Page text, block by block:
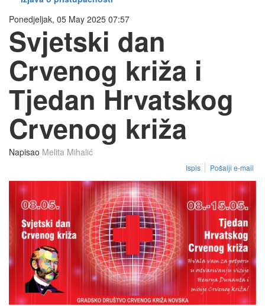
Ponedjeljak, 05 May 2025 07:57
Svjetski dan
Crvenog križa i
Tjedan Hrvatskog
Crvenog križa
Napisao Melita Mihalić
Ispis Pošalji e-mail